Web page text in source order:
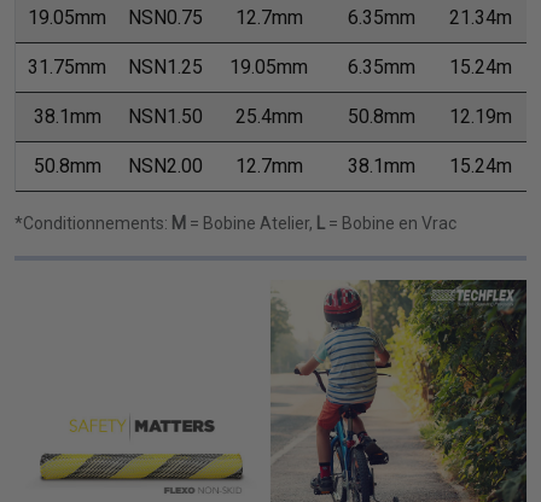
19.05mm NSN0.75 12.7mm 6.35mm 21.34m
31.75mm NSN1.25 19.05mm 6.35mm 15.24m
38.1mm NSN1.50 25.4mm 50.8mm 12.19m
50.8mm NSN2.00 12.7mm 38.1mm 15.24m
*Conditionnements: M = Bobine Atelier, L = Bobine en Vrac